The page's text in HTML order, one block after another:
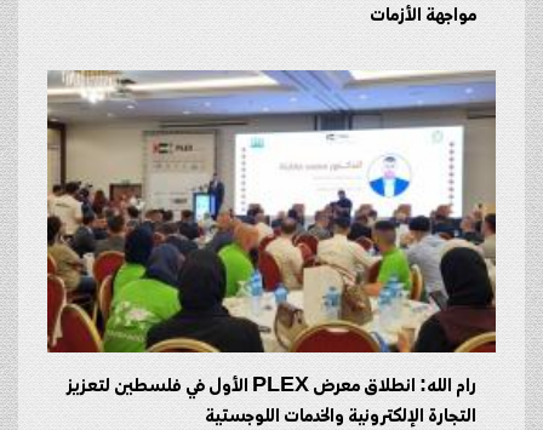
مواجهة الأزمات
رام الله: انطلاق معرض PLEX الأول في فلسطين لتعزيز
التجارة الإلكترونية والخدمات اللوجستية